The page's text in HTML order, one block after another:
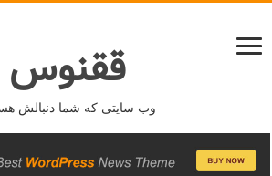
ققنوس
وب سایتی که شما دنبالش